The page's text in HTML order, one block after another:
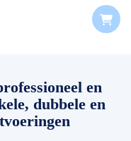
en
dubbele en